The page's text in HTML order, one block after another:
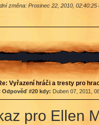
změna: Prosinec 22, 2010, 02:40:25
Vyřazení hráči a tresty pro
Odpověď #20 kdy: Duben 07, 2011,
pro Ellen